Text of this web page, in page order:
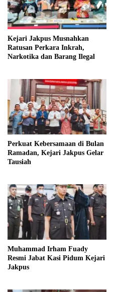
Kejari Jakpus Musnahkan
Ratusan Perkara Inkrah,
Narkotika dan Barang Ilegal
Perkuat Kebersamaan di Bulan
Ramadan, Kejari Jakpus Gelar
Tausiah
Muhammad Irham Fuady
Resmi Jabat Kasi Pidum Kejari
Jakpus